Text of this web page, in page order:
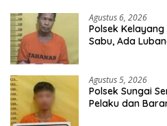
Agustus 6, 2026
Polsek
Sabu, Ada
Agustus 5, 2026
Polsek Sungai
Pelaku dan